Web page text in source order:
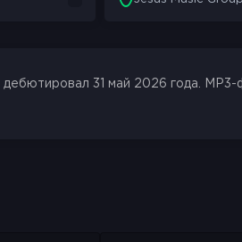
дебютировал 31 май 2026 года.